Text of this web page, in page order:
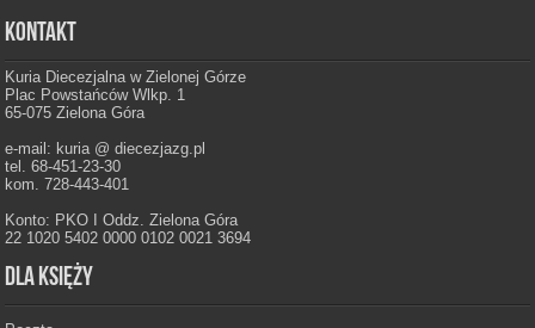
Kontakt
Kuria Diecezjalna w Zielonej Górze
Plac Powstańców Wlkp. 1
65-075 Zielona Góra
e-mail: kuria @ diecezjazg.pl
tel. 68-451-23-30
kom. 728-443-401
Konto: PKO I Oddz. Zielona Góra
22 1020 5402 0000 0102 0021 3694
Dla księży